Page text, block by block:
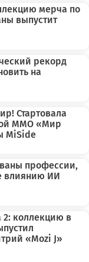
мерча по
выпустит
рекорд
на
Стартовала
ММО «Мир
MiSide
профессии,
влиянию ИИ
2: коллекцию в
«Mozi J»